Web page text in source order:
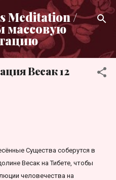
контенту
Meditation /
Весак 12
Существа соберутся в
Весак на Тибете, чтобы
человечества на